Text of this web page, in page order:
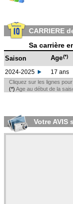
CARRIERE
Sa carrière
Saison Age(*)
2024-2025 17 ans
Cliquez sur les lignes
(*) Age au début de la
Votre AVIS